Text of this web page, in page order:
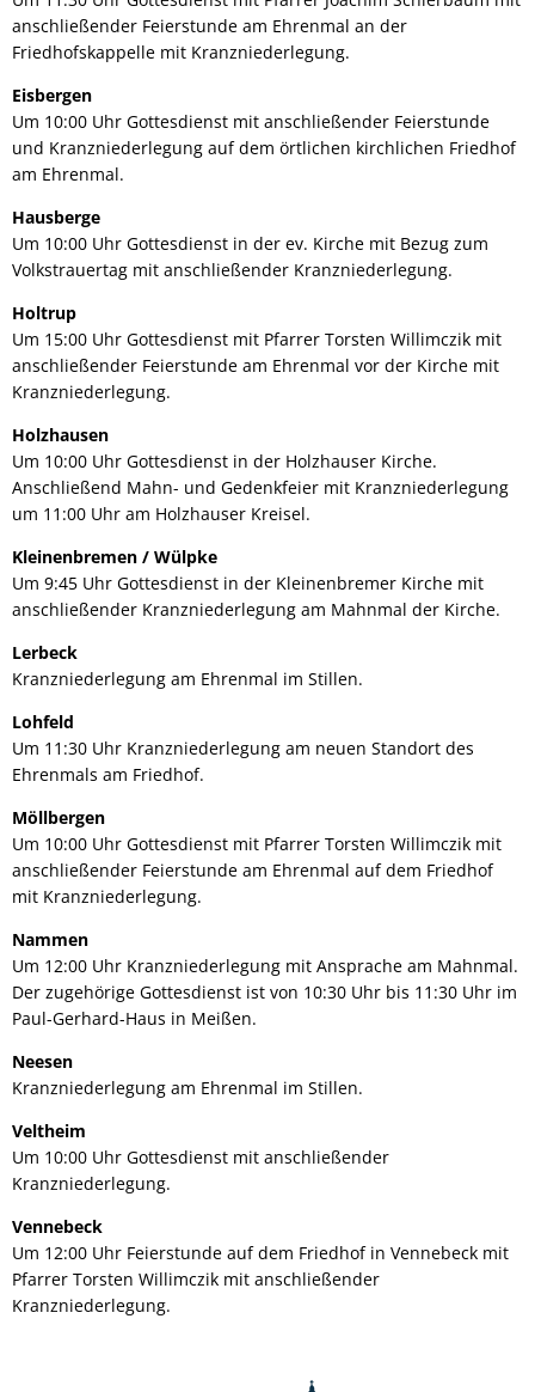
anschließender Feierstunde am Ehrenmal an der
Friedhofskappelle mit Kranzniederlegung.
Eisbergen
Um 10:00 Uhr Gottesdienst mit anschließender Feierstunde
und Kranzniederlegung auf dem örtlichen kirchlichen Friedhof
am Ehrenmal.
Hausberge
Um 10:00 Uhr Gottesdienst in der ev. Kirche mit Bezug zum
Volkstrauertag mit anschließender Kranzniederlegung.
Holtrup
Um 15:00 Uhr Gottesdienst mit Pfarrer Torsten Willimczik mit
anschließender Feierstunde am Ehrenmal vor der Kirche mit
Kranzniederlegung.
Holzhausen
Um 10:00 Uhr Gottesdienst in der Holzhauser Kirche.
Anschließend Mahn- und Gedenkfeier mit Kranzniederlegung
um 11:00 Uhr am Holzhauser Kreisel.
Kleinenbremen / Wülpke
Um 9:45 Uhr Gottesdienst in der Kleinenbremer Kirche mit
anschließender Kranzniederlegung am Mahnmal der Kirche.
Lerbeck
Kranzniederlegung am Ehrenmal im Stillen.
Lohfeld
Um 11:30 Uhr Kranzniederlegung am neuen Standort des
Ehrenmals am Friedhof.
Möllbergen
Um 10:00 Uhr Gottesdienst mit Pfarrer Torsten Willimczik mit
anschließender Feierstunde am Ehrenmal auf dem Friedhof
mit Kranzniederlegung.
Nammen
Um 12:00 Uhr Kranzniederlegung mit Ansprache am Mahnmal.
Der zugehörige Gottesdienst ist von 10:30 Uhr bis 11:30 Uhr im
Paul-Gerhard-Haus in Meißen.
Neesen
Kranzniederlegung am Ehrenmal im Stillen.
Veltheim
Um 10:00 Uhr Gottesdienst mit anschließender
Kranzniederlegung.
Vennebeck
Um 12:00 Uhr Feierstunde auf dem Friedhof in Vennebeck mit
Pfarrer Torsten Willimczik mit anschließender
Kranzniederlegung.